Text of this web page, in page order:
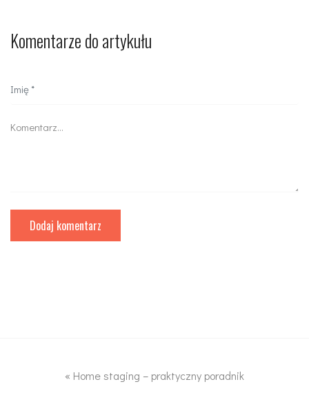
Komentarze do artykułu
« Home staging – praktyczny poradnik